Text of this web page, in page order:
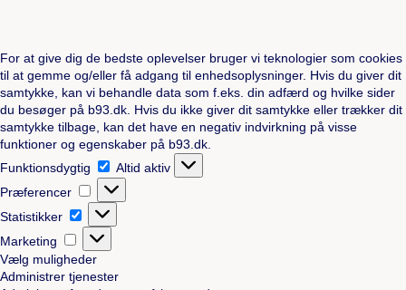
For at give dig de bedste oplevelser bruger vi teknologier som cookies
til at gemme og/eller få adgang til enhedsoplysninger. Hvis du giver dit
samtykke, kan vi behandle data som f.eks. din adfærd og hvilke sider
du besøger på b93.dk. Hvis du ikke giver dit samtykke eller trækker dit
samtykke tilbage, kan det have en negativ indvirkning på visse
funktioner og egenskaber på b93.dk.
Funktionsdygtig
Funktionsdygtig
Altid aktiv
Præferencer
Præferencer
Statistikker Statistikker
Marketing
Marketing
Vælg muligheder
Administrer tjenester